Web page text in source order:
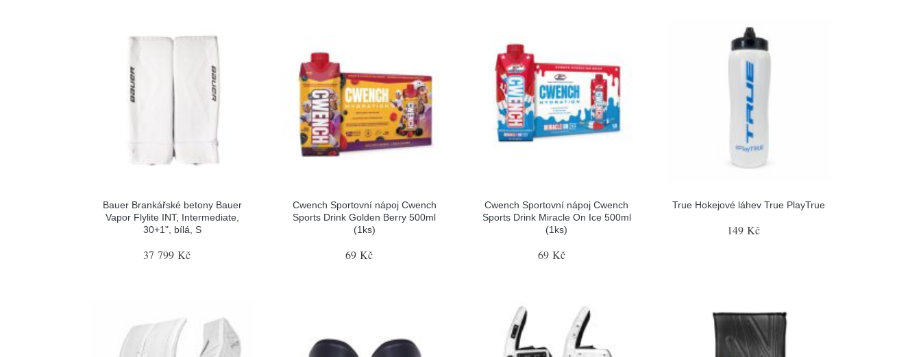
Bauer Brankářské betony Bauer
Vapor Flylite INT, Intermediate,
30+1", bílá, S
37 799 Kč
Cwench Sportovní nápoj Cwench
Sports Drink Golden Berry 500ml
(1ks)
69 Kč
Cwench Sportovní nápoj Cwench
Sports Drink Miracle On Ice 500ml
(1ks)
69 Kč
True Hokejové láhev True PlayTrue
149 Kč